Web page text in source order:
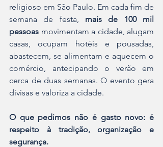
religioso em São Paulo. Em cada fim de
semana de festa, mais de 100 mil
pessoas movimentam a cidade, alugam
casas, ocupam hotéis e pousadas,
abastecem, se alimentam e aquecem o
comércio, antecipando o verão em
cerca de duas semanas. O evento gera
divisas e valoriza a cidade.
O que pedimos não é gasto novo: é
respeito à tradição, organização e
segurança.